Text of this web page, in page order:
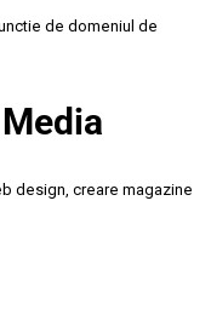
de domeniul de
design, creare magazine